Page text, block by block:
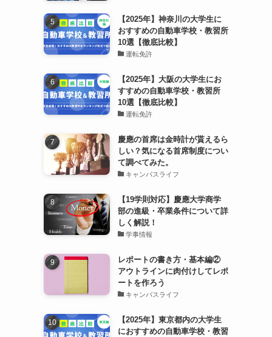
【2025年】神奈川の大学生に
おすすめの自動車学校・教習所
10選【徹底比較】
運転免許
【2025年】大阪の大学生にお
すすめの自動車学校・教習所
10選【徹底比較】
運転免許
慶應の首席は金時計が貰えるら
しい？気になる首席制度につい
て調べてみた。
キャンパスライフ
【19学則対応】慶應大学商学
部の進級・卒業条件について詳
しく解説！
学事情報
レポートの書き方・基本編②
アウトラインに肉付けしてレポ
ートを作ろう
キャンパスライフ
【2025年】東京都内の大学生
におすすめの自動車学校・教習